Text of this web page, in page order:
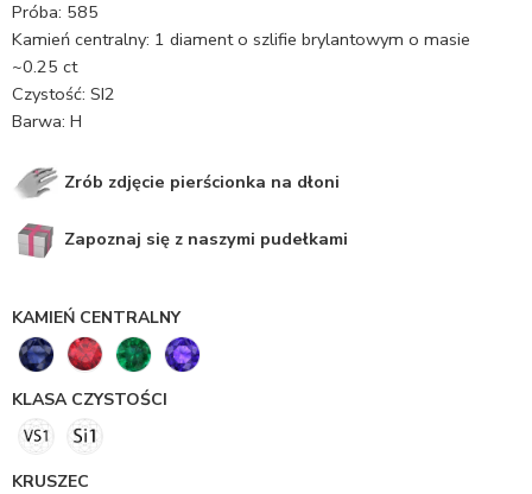
Próba: 585
Kamień centralny: 1 diament o szlifie brylantowym o masie
~0.25 ct
Czystość: SI2
Barwa: H
Zrób zdjęcie pierścionka na dłoni
Zapoznaj się z naszymi pudełkami
KAMIEŃ CENTRALNY
KLASA CZYSTOŚCI
KRUSZEC